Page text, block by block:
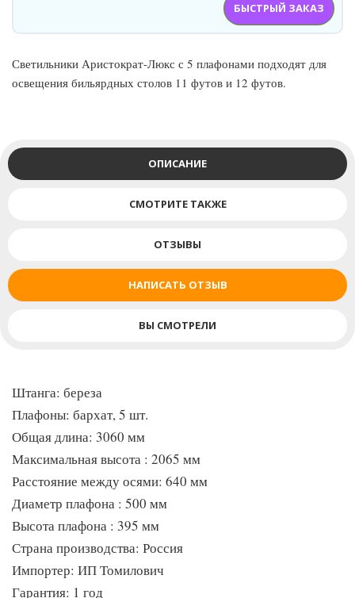
БЫСТРЫЙ ЗАКАЗ
Светильники Аристократ-Люкс с 5 плафонами подходят для
освещения бильярдных столов 11 футов и 12 футов.
ОПИСАНИЕ
СМОТРИТЕ ТАКЖЕ
ОТЗЫВЫ
НАПИСАТЬ ОТЗЫВ
ВЫ СМОТРЕЛИ
Штанга: береза
Плафоны: бархат, 5 шт.
Общая длина: 3060 мм
Максимальная высота : 2065 мм
Расстояние между осями: 640 мм
Диаметр плафона : 500 мм
Высота плафона : 395 мм
Страна производства: Россия
Импортер: ИП Томилович
Гарантия: 1 год